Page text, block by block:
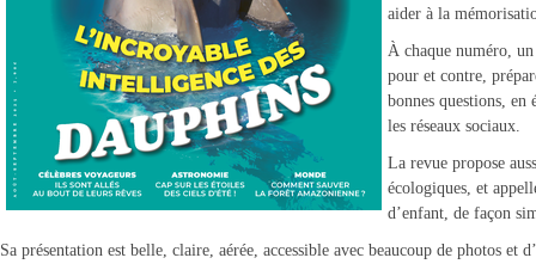
aider à la
À chaque numéro,
pour et contre,
bonnes questions,
les réseaux sociaux.
La revue propose
écologiques, et
d’enfant, de façon
Sa présentation est belle, claire, aérée, accessible avec beaucoup de photos et